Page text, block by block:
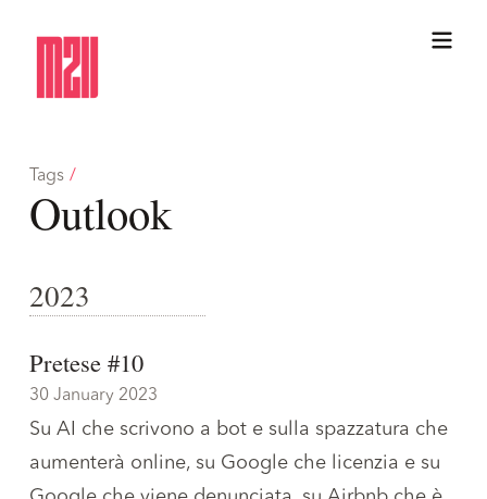
Tags /
Outlook
2023
Pretese #10
30 January 2023
Su AI che scrivono a bot e sulla spazzatura che
aumenterà online, su Google che licenzia e su